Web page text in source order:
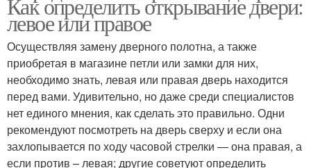
левое или правое
Осуществляя замену дверного полотна, а также
приобретая в магазине петли или замки для них,
необходимо знать, левая или правая дверь находится
перед вами. Удивительно, но даже среди специалистов
нет единого мнения, как сделать это правильно. Одни
рекомендуют посмотреть на дверь сверху и если она
захлопывается по ходу часовой стрелки — она правая, а
если против – левая; другие советуют определить